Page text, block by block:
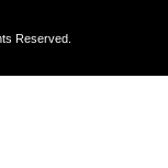
Reserved.